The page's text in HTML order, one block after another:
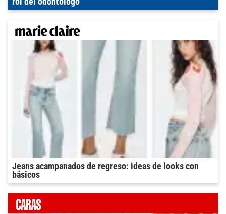
Jeans acampanados de regreso: ideas de looks con
básicos